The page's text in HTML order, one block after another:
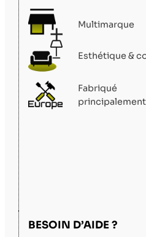
Multimarque
Esthétique &
Fabriqué
BESOIN D’AIDE ?